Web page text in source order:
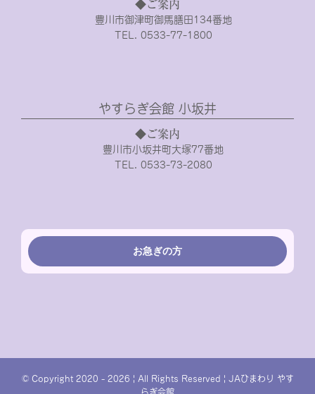
◆ご案内
豊川市御津町御馬膳田134番地
TEL. 0533-77-1800
やすらぎ会館 小坂井
◆ご案内
豊川市小坂井町大塚77番地
TEL. 0533-73-2080
お急ぎの方
© Copyright 2020 - 2026 | All Rights Reserved | JAひまわり やす
らぎ会館